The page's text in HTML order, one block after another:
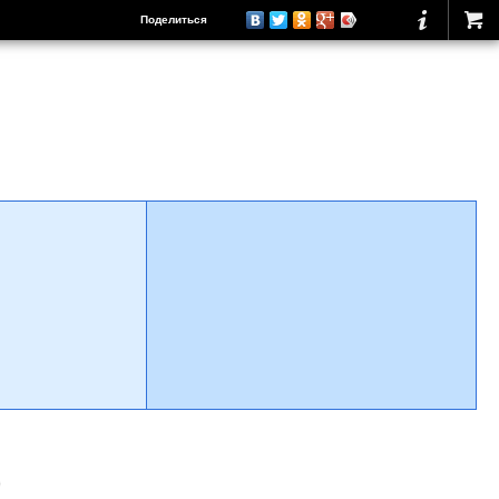
Поделиться